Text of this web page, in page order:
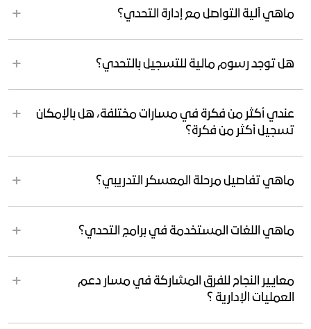
ماهي آلية التواصل مع إدارة التحدي؟
هل توجد رسوم مالية للتسجيل بالتحدي؟
عندي أكثر من فكرة في مسارات مختلفة، هل بالإمكان
تسجيل أكثر من فكرة؟
ماهي تفاصيل مرحلة المعسكر التدريبي؟
ماهي اللغات المستخدمة في برامج التحدي؟
معايير النجاح للفرق المشاركة في مسار دعم
العمليات الإدارية ؟